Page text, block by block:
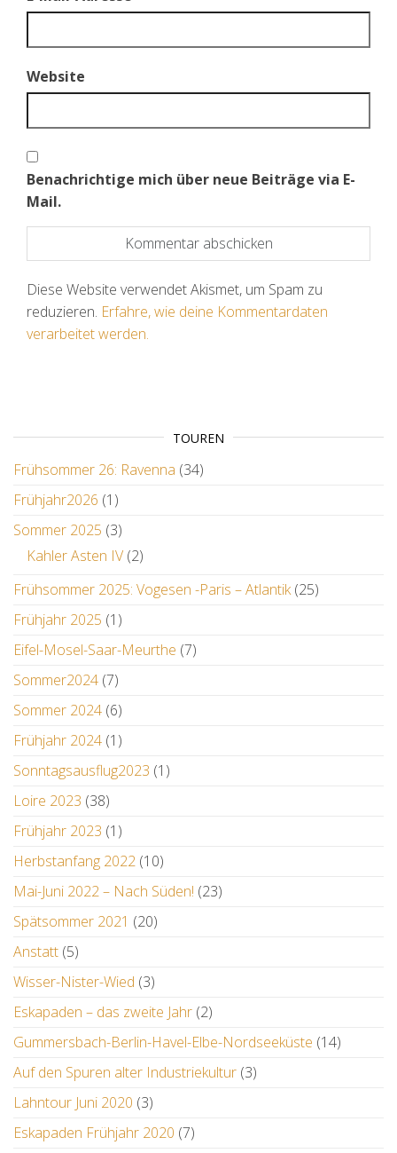
Website
Benachrichtige mich über neue Beiträge via E-
Mail.
Diese Website verwendet Akismet, um Spam zu
reduzieren. Erfahre, wie deine Kommentardaten
verarbeitet werden.
TOUREN
Frühsommer 26: Ravenna (34)
Frühjahr2026 (1)
Sommer 2025 (3)
Kahler Asten IV (2)
Frühsommer 2025: Vogesen -Paris – Atlantik(25)
Frühjahr 2025 (1)
Eifel-Mosel-Saar-Meurthe (7)
Sommer2024 (7)
Sommer 2024 (6)
Frühjahr 2024 (1)
Sonntagsausflug2023 (1)
Loire 2023 (38)
Frühjahr 2023 (1)
Herbstanfang 2022 (10)
Mai-Juni 2022 – Nach Süden! (23)
Spätsommer 2021 (20)
Anstatt (5)
Wisser-Nister-Wied (3)
Eskapaden – das zweite Jahr (2)
Gummersbach-Berlin-Havel-Elbe-Nordseeküste (14)
Auf den Spuren alter Industriekultur (3)
Lahntour Juni 2020 (3)
Eskapaden Frühjahr 2020 (7)